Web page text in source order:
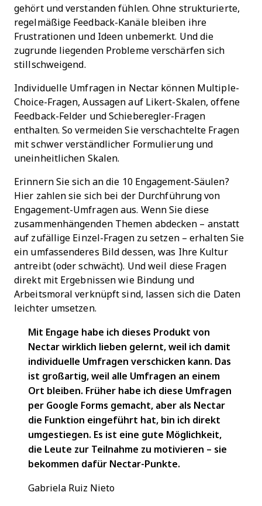
gehört und verstanden fühlen. Ohne strukturierte,
regelmäßige Feedback-Kanäle bleiben ihre
Frustrationen und Ideen unbemerkt. Und die
zugrunde liegenden Probleme verschärfen sich
stillschweigend.
Individuelle Umfragen in Nectar können Multiple-
Choice-Fragen, Aussagen auf Likert-Skalen, offene
Feedback-Felder und Schieberegler-Fragen
enthalten. So vermeiden Sie verschachtelte Fragen
mit schwer verständlicher Formulierung und
uneinheitlichen Skalen.
Erinnern Sie sich an die 10 Engagement-Säulen?
Hier zahlen sie sich bei der Durchführung von
Engagement-Umfragen aus. Wenn Sie diese
zusammenhängenden Themen abdecken – anstatt
auf zufällige Einzel-Fragen zu setzen – erhalten Sie
ein umfassenderes Bild dessen, was Ihre Kultur
antreibt (oder schwächt). Und weil diese Fragen
direkt mit Ergebnissen wie Bindung und
Arbeitsmoral verknüpft sind, lassen sich die Daten
leichter umsetzen.
Mit Engage habe ich dieses Produkt von
Nectar wirklich lieben gelernt, weil ich damit
individuelle Umfragen verschicken kann. Das
ist großartig, weil alle Umfragen an einem
Ort bleiben. Früher habe ich diese Umfragen
per Google Forms gemacht, aber als Nectar
die Funktion eingeführt hat, bin ich direkt
umgestiegen. Es ist eine gute Möglichkeit,
die Leute zur Teilnahme zu motivieren – sie
bekommen dafür Nectar-Punkte.
Gabriela Ruiz Nieto